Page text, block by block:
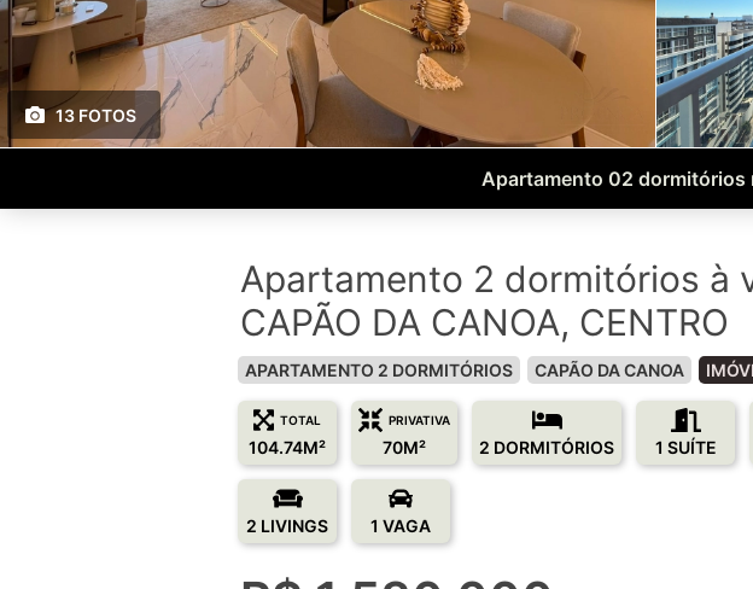
13 FOTOS
Apartamento 02 dormitórios
Apartamento 2 dormitórios à
CAPÃO DA CANOA, CENTRO
APARTAMENTO 2 DORMITÓRIOS CAPÃO DA CANOA
TOTAL
104.74M²
PRIVATIVA
70M² 2 DORMITÓRIOS 1 SUÍTE
2 LIVINGS 1 VAGA